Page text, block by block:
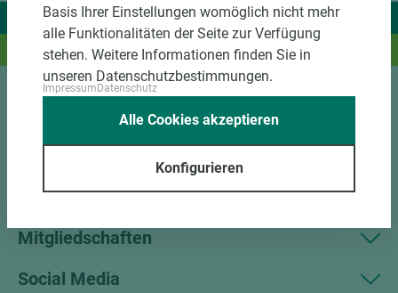
Wir liefern Ideen.
Und das passende Holz dazu.
Unternehmen
Mitgliedschaften
Social Media
Basis Ihrer Einstellungen womöglich nicht mehr
alle Funktionalitäten der Seite zur Verfügung
stehen. Weitere Informationen finden Sie in
unseren Datenschutzbestimmungen.
Impressum Datenschutz
Konfigurieren
Alle Cookies akzeptieren